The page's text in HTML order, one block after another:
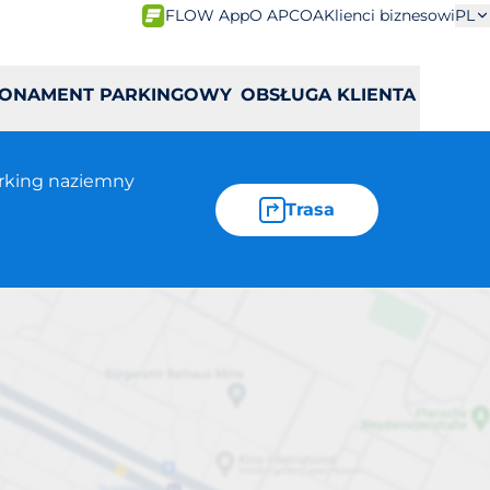
FLOW AppO APCOAKlienci biznesowiPL
PARKINGOWY OBSŁUGA KLIENTA
naziemny
Trasa
Pawła II